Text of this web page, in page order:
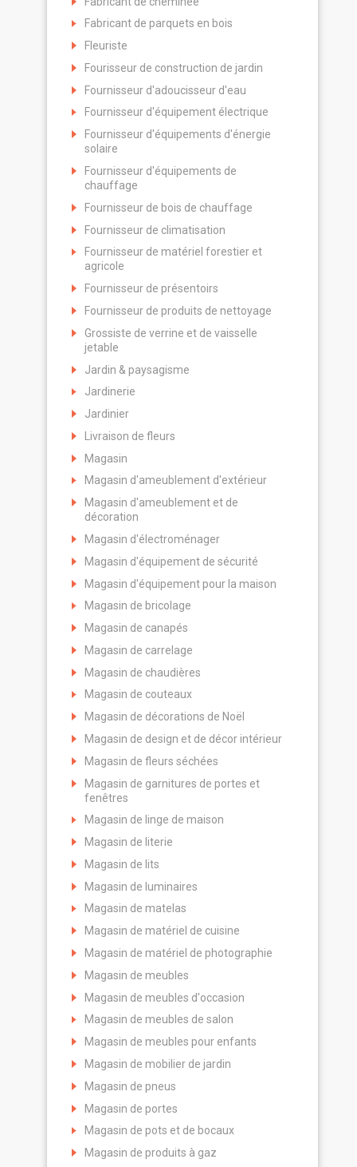
Fabricant de parquets en bois
Fleuriste
Fourisseur de construction de jardin
Fournisseur d'adoucisseur d'eau
Fournisseur d'équipement électrique
Fournisseur d'équipements d'énergie
solaire
Fournisseur d'équipements de
chauffage
Fournisseur de bois de chauffage
Fournisseur de climatisation
Fournisseur de matériel forestier et
agricole
Fournisseur de présentoirs
Fournisseur de produits de nettoyage
Grossiste de verrine et de vaisselle
jetable
Jardin & paysagisme
Jardinerie
Jardinier
Livraison de fleurs
Magasin
Magasin d'ameublement d'extérieur
Magasin d'ameublement et de
décoration
Magasin d'électroménager
Magasin d'équipement de sécurité
Magasin d'équipement pour la maison
Magasin de bricolage
Magasin de canapés
Magasin de carrelage
Magasin de chaudières
Magasin de couteaux
Magasin de décorations de Noël
Magasin de design et de décor intérieur
Magasin de fleurs séchées
Magasin de garnitures de portes et
fenêtres
Magasin de linge de maison
Magasin de literie
Magasin de lits
Magasin de luminaires
Magasin de matelas
Magasin de matériel de cuisine
Magasin de matériel de photographie
Magasin de meubles
Magasin de meubles d'occasion
Magasin de meubles de salon
Magasin de meubles pour enfants
Magasin de mobilier de jardin
Magasin de pneus
Magasin de portes
Magasin de pots et de bocaux
Magasin de produits à gaz